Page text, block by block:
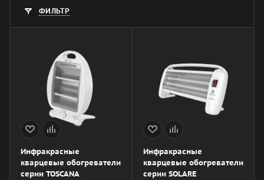
ФИЛЬТР
Инфракрасные
кварцевые обогреватели
серии TOSCANA
Инфракрасные
кварцевые обогреватели
серии SOLARE